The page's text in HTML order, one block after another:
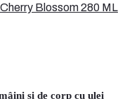
și de corp cu ulei